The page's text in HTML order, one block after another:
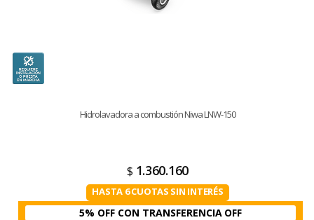
Hidrolavadora a combustión Niwa LNW-150
$ 1.360.160
HASTA 6 CUOTAS SIN INTERÉS
5% OFF CON TRANSFERENCIA